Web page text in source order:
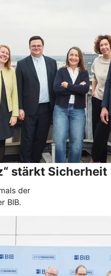
stärkt Sicherheit
der
BIB.